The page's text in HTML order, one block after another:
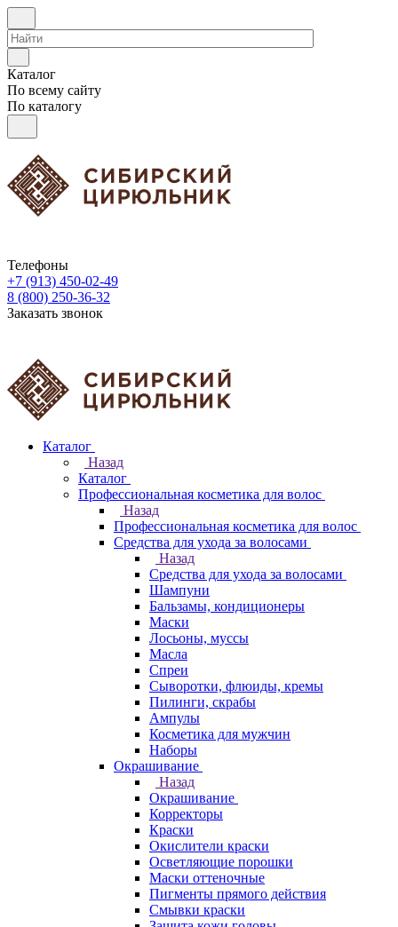
Каталог
По всему сайту
По каталогу
Телефоны
+7 (913) 450-02-49
8 (800) 250-36-32
Заказать звонок
Каталог
Назад
Каталог
Профессиональная косметика для волос
Назад
Профессиональная косметика для волос
Средства для ухода за волосами
Назад
Средства для ухода за волосами
Шампуни
Бальзамы, кондиционеры
Маски
Лосьоны, муссы
Масла
Спреи
Сыворотки, флюиды, кремы
Пилинги, скрабы
Ампулы
Косметика для мужчин
Наборы
Окрашивание
Назад
Окрашивание
Корректоры
Краски
Окислители краски
Осветляющие порошки
Маски оттеночные
Пигменты прямого действия
Смывки краски